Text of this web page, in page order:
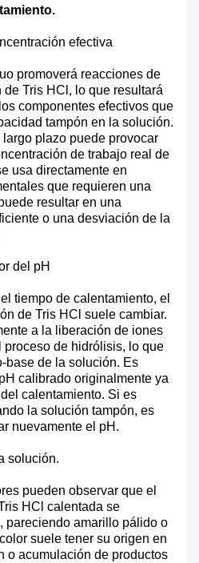
efectiva
promoverá reacciones de
Tris HCl, lo que resultará
componentes efectivos que
tampón en la solución.
plazo puede provocar
de trabajo real de
usa directamente en
que requieren una
resultar en una
o una desviación de la
del pH
tiempo de calentamiento, el
de Tris HCl suele cambiar.
a la liberación de iones
de hidrólisis, lo que
base de la solución. Es
calibrado originalmente ya
calentamiento. Si es
la solución tampón, es
nuevamente el pH.
solución.
pueden observar que el
HCl calentada se
pareciendo amarillo pálido o
suele tener su origen en
o acumulación de productos